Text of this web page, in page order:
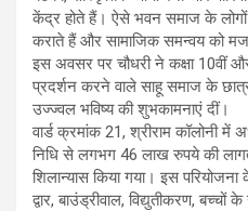
केंद्र होते हैं। ऐसे भवन समाज के
कराते हैं और सामाजिक समन्वय को
इस अवसर पर चौधरी ने कक्षा 10वीं और
प्रदर्शन करने वाले साहू समाज के
उज्ज्वल भविष्य की शुभकामनाएं दीं।
वार्ड क्रमांक 21, श्रीराम कॉलोनी में
निधि से लगभग 46 लाख रुपये की लागत
शिलान्यास किया गया। इस
द्वार, बाउंड्रीवाल, विद्युतीकरण,